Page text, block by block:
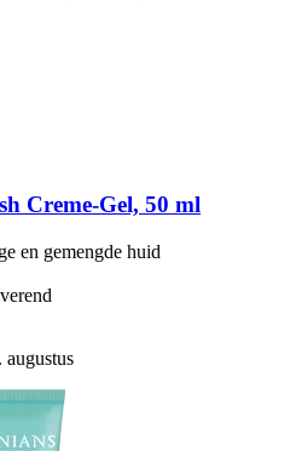
Creme-​Gel, 50 ml
en gemengde huid